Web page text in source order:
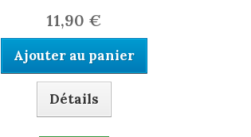
11,90 €
Ajouter au panier
Détails